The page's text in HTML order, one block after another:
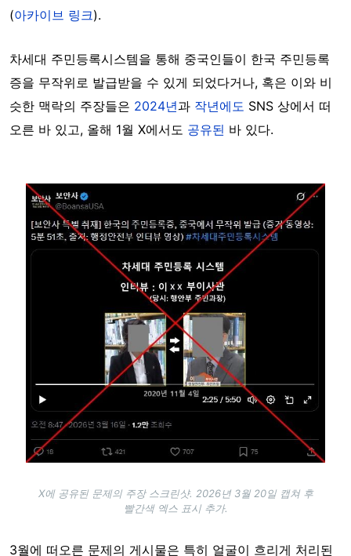
(아카이브 링크).
차세대 주민등록시스템을 통해 중국인들이 한국 주민등록
증을 무작위로 발급받을 수 있게 되었다거나, 혹은 이와 비
슷한 맥락의 주장들은 2024년과 작년에도 SNS 상에서 떠
오른 바 있고, 올해 1월 X에서도 공유된 바 있다.
Image
X에 공유된 문제의 주장 스크린샷. 2026년 3월 20일 캡쳐 후
빨간색 엑스 표시 추가.
3월에 떠오른 문제의 게시물은 특히 얼굴이 흐리게 처리된